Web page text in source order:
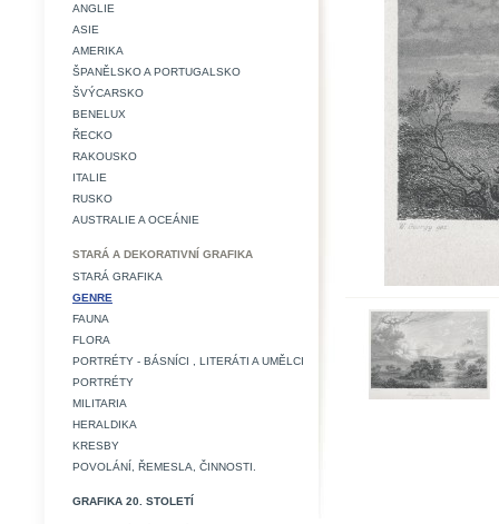
ANGLIE
ASIE
AMERIKA
ŠPANĚLSKO A PORTUGALSKO
ŠVÝCARSKO
BENELUX
ŘECKO
RAKOUSKO
ITALIE
RUSKO
AUSTRALIE A OCEÁNIE
STARÁ A DEKORATIVNÍ GRAFIKA
STARÁ GRAFIKA
GENRE
FAUNA
FLORA
PORTRÉTY - BÁSNÍCI , LITERÁTI A UMĚLCI
PORTRÉTY
MILITARIA
HERALDIKA
KRESBY
POVOLÁNÍ, ŘEMESLA, ČINNOSTI.
GRAFIKA 20. STOLETÍ